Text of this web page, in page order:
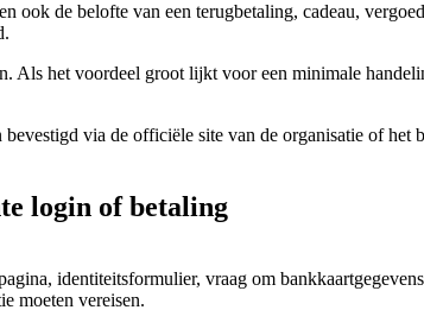
ook de belofte van een terugbetaling, cadeau,
Als het voordeel groot lijkt voor een minimale
via de officiële site van de organisatie of
login of betaling
identiteitsformulier, vraag om
moeten vereisen.